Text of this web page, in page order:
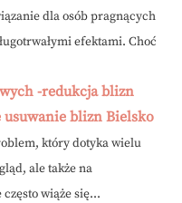
dla osób pragnących
efektami. Choć
-redukcja blizn
blizn Bielsko
który dotyka wielu
ale także na
wiąże się...